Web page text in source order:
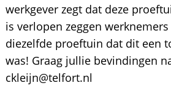
werkgever zegt dat deze
is verlopen zeggen
diezelfde proeftuin dat dit een
was! Graag jullie bevindingen
ckleijn@telfort.nl